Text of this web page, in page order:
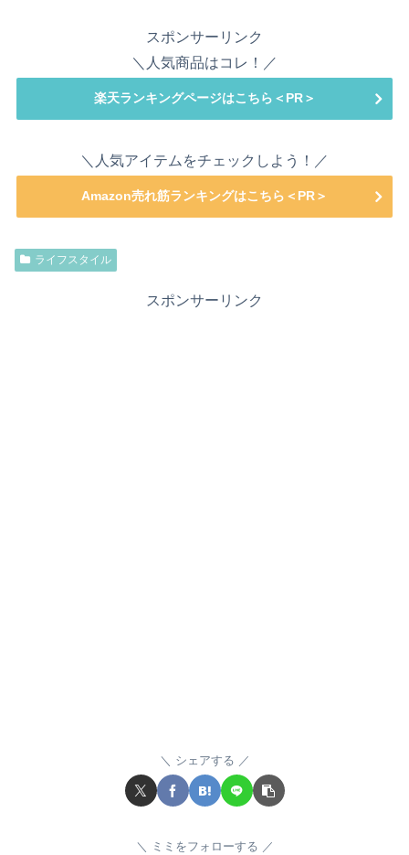
スポンサーリンク
＼人気商品はコレ！／
楽天ランキングページはこちら＜PR＞
＼人気アイテムをチェックしよう！／
Amazon売れ筋ランキングはこちら＜PR＞
ライフスタイル
スポンサーリンク
シェアする
ミミをフォローする